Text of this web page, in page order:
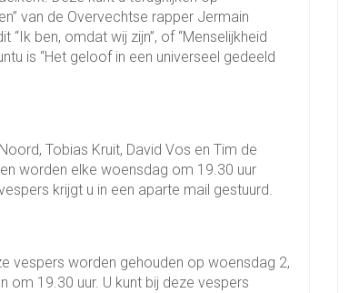
van de Overvechtse rapper Jermain
ben, omdat wij zijn”, of “Menselijkheid
is “Het geloof in een universeel gedeeld
Tobias Kruit, David Vos en Tim de
worden elke woensdag om 19.30 uur
krijgt u in een aparte mail gestuurd.
vespers worden gehouden op woensdag 2,
om 19.30 uur. U kunt bij deze vespers